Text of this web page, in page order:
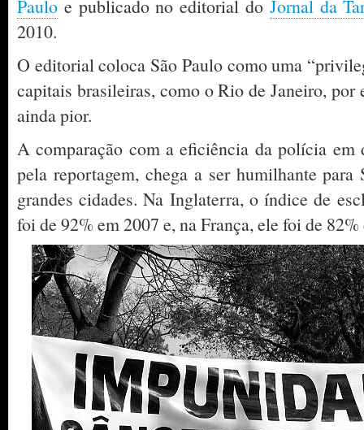
Paulo e publicado no editorial do Jornal da
2010.
O editorial coloca São Paulo como uma
capitais brasileiras, como o Rio de Janeiro, por
ainda pior.
A comparação com a eficiência da polícia em
pela reportagem, chega a ser humilhante para
grandes cidades. Na Inglaterra, o índice de
foi de 92% em 2007 e, na França, ele foi de